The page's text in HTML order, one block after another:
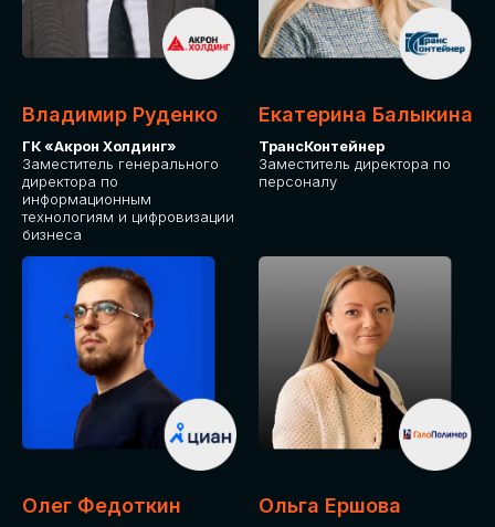
Владимир Руденко
ГК «Акрон Холдинг»
Заместитель генерального
директора по
информационным
технологиям и цифровизации
бизнеса
Екатерина Балыкина
ТрансКонтейнер
Заместитель директора по
персоналу
Олег Федоткин Ольга Ершова